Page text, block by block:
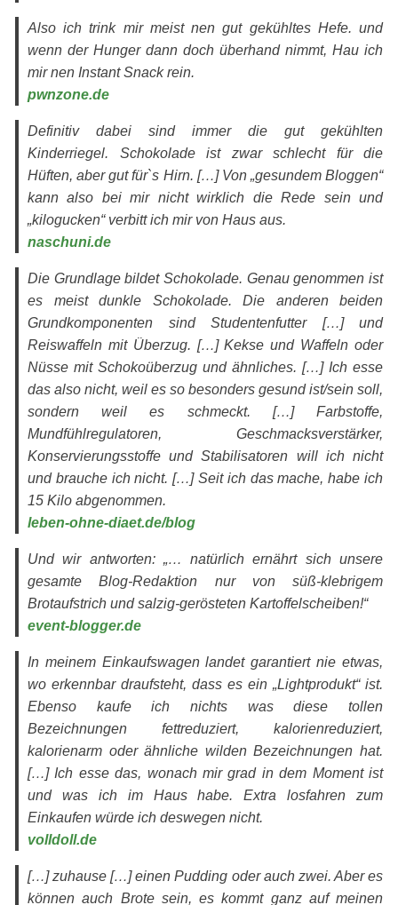
Also ich trink mir meist nen gut gekühltes Hefe. und
wenn der Hunger dann doch überhand nimmt, Hau ich
mir nen Instant Snack rein.
pwnzone.de
Definitiv dabei sind immer die gut gekühlten
Kinderriegel. Schokolade ist zwar schlecht für die
Hüften, aber gut für`s Hirn. […] Von „gesundem Bloggen“
kann also bei mir nicht wirklich die Rede sein und
„kilogucken“ verbitt ich mir von Haus aus.
naschuni.de
Die Grundlage bildet Schokolade. Genau genommen ist
es meist dunkle Schokolade. Die anderen beiden
Grundkomponenten sind Studentenfutter […] und
Reiswaffeln mit Überzug. […] Kekse und Waffeln oder
Nüsse mit Schokoüberzug und ähnliches. […] Ich esse
das also nicht, weil es so besonders gesund ist/sein soll,
sondern weil es schmeckt. […] Farbstoffe,
Mundfühlregulatoren, Geschmacksverstärker,
Konservierungsstoffe und Stabilisatoren will ich nicht
und brauche ich nicht. […] Seit ich das mache, habe ich
15 Kilo abgenommen.
leben-ohne-diaet.de/blog
Und wir antworten: „… natürlich ernährt sich unsere
gesamte Blog-Redaktion nur von süß-klebrigem
Brotaufstrich und salzig-gerösteten Kartoffelscheiben!“
event-blogger.de
In meinem Einkaufswagen landet garantiert nie etwas,
wo erkennbar draufsteht, dass es ein „Lightprodukt“ ist.
Ebenso kaufe ich nichts was diese tollen
Bezeichnungen fettreduziert, kalorienreduziert,
kalorienarm oder ähnliche wilden Bezeichnungen hat.
[…] Ich esse das, wonach mir grad in dem Moment ist
und was ich im Haus habe. Extra losfahren zum
Einkaufen würde ich deswegen nicht.
volldoll.de
[…] zuhause […] einen Pudding oder auch zwei. Aber es
können auch Brote sein, es kommt ganz auf meinen